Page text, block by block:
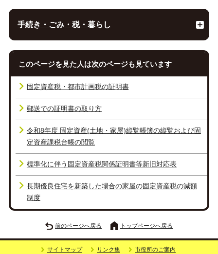
手続き・ごみ・税・暮らし
このページを見た人は次のページも見ています
固定資産税・都市計画税の証明書
郵送での証明書の取り方
令和8年度 固定資産(土地・家屋)縦覧帳簿の縦覧および固
定資産課税台帳の閲覧
標準化に伴う固定資産税関係証明書等新旧対応表
長期優良住宅を新築した場合の家屋の固定資産税の減額
制度
前のページへ戻る トップページへ戻る
サイトマップ リンク集 市役所のご案内